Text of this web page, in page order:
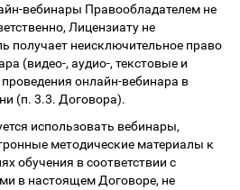
вебинары Правообладателем не
Лицензиату не
получает неисключительное право
(видео-, аудио-, текстовые и
онлайн-вебинара в
(п. 3.3. Договора).
использовать вебинары,
методические материалы к
обучения в соответствии с
в настоящем Договоре, не